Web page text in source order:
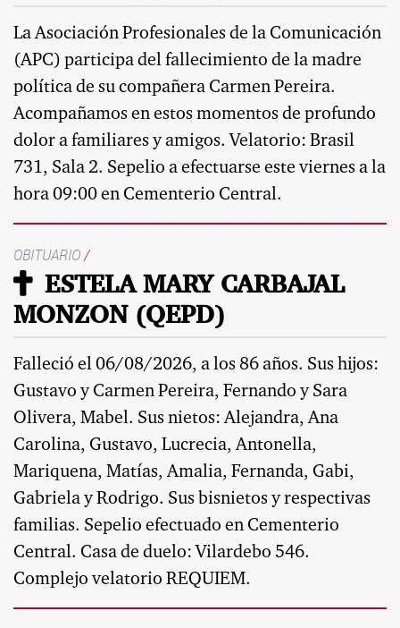
La Asociación Profesionales de la Comunicación
(APC) participa del fallecimiento de la madre
política de su compañera Carmen Pereira.
Acompañamos en estos momentos de profundo
dolor a familiares y amigos. Velatorio: Brasil
731, Sala 2. Sepelio a efectuarse este viernes a la
hora 09:00 en Cementerio Central.
OBITUARIO/
ESTELA MARY CARBAJAL
MONZON (QEPD)
Falleció el 06/08/2026, a los 86 años. Sus hijos:
Gustavo y Carmen Pereira, Fernando y Sara
Olivera, Mabel. Sus nietos: Alejandra, Ana
Carolina, Gustavo, Lucrecia, Antonella,
Mariquena, Matías, Amalia, Fernanda, Gabi,
Gabriela y Rodrigo. Sus bisnietos y respectivas
familias. Sepelio efectuado en Cementerio
Central. Casa de duelo: Vilardebo 546.
Complejo velatorio REQUIEM.